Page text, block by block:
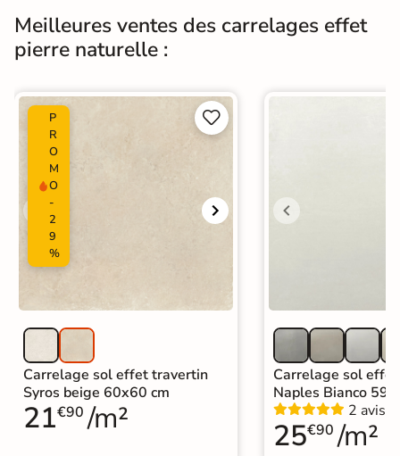
Normes Certification CE
Origine
Catégories
Carrelage effet pierre intérieur
Carrelage 60x60
Carrelage effet travertin intérieur
Carrelage salon moderne
Meilleures ventes des carrelages effet
pierre naturelle :
P
R
O
M
O
-
2
9
%


Carrelage sol effet travertin
Syros beige 60x60 cm
21€90 /m²
Carrelage sol
Naples Bianco
2 avis
25€90 /m²